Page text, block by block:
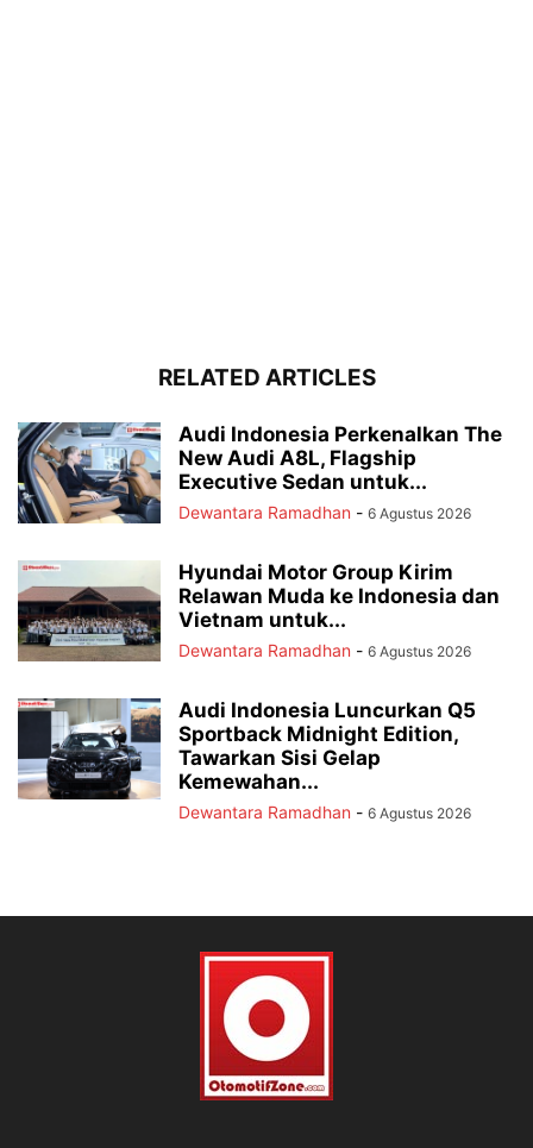
RELATED ARTICLES
Audi Indonesia Perkenalkan The
New Audi A8L, Flagship
Executive Sedan untuk...
Dewantara Ramadhan - 6 Agustus 2026
Hyundai Motor Group Kirim
Relawan Muda ke Indonesia dan
Vietnam untuk...
Dewantara Ramadhan - 6 Agustus 2026
Audi Indonesia Luncurkan Q5
Sportback Midnight Edition,
Tawarkan Sisi Gelap
Kemewahan...
Dewantara Ramadhan - 6 Agustus 2026